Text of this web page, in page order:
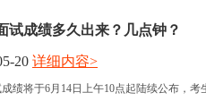
试成绩多久出来？几点钟？
20
绩将于6月14日上午10点起陆续公布，
详细内容>